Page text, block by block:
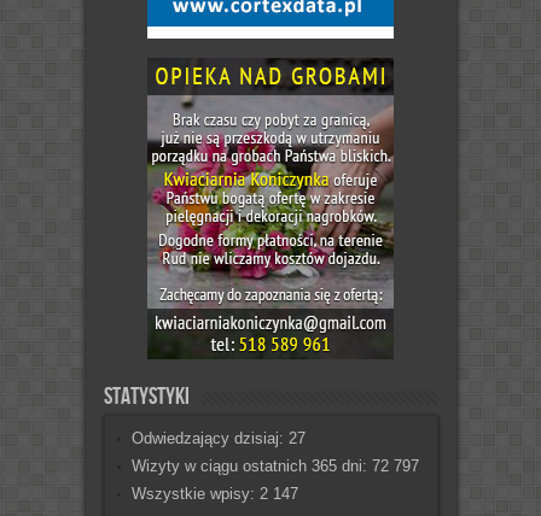
Statystyki
Odwiedzający dzisiaj: 27
Wizyty w ciągu ostatnich 365 dni: 72 797
Wszystkie wpisy: 2 147